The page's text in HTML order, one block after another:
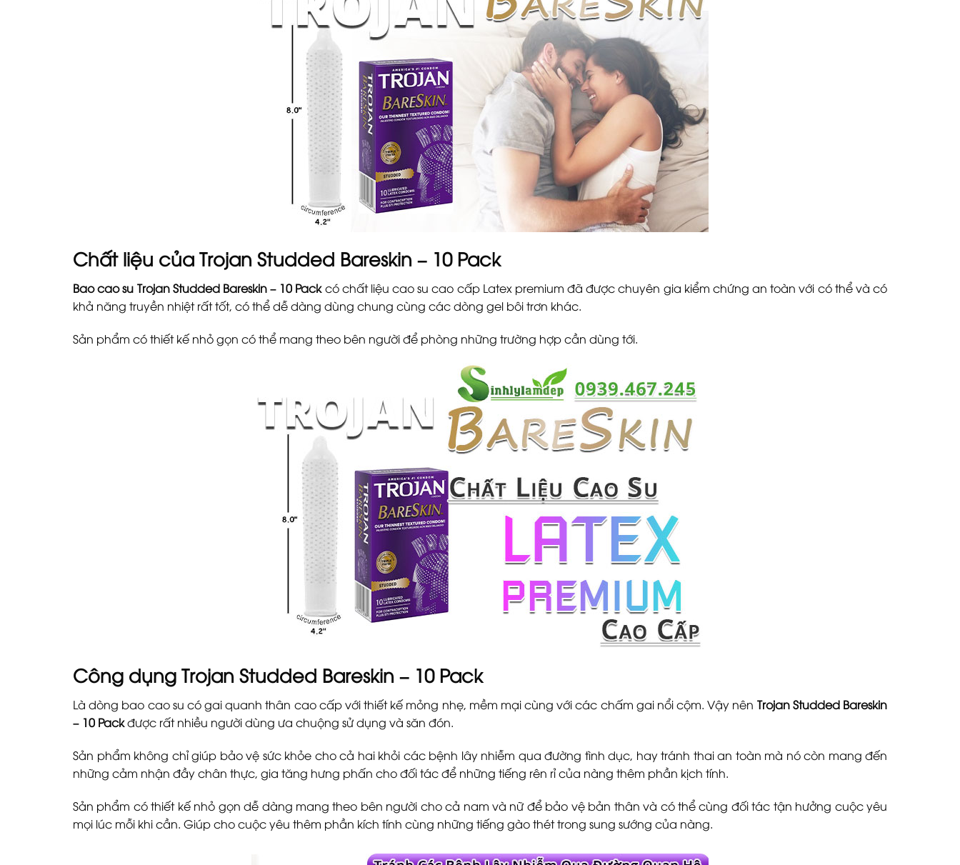
Chất liệu của Trojan Studded Bareskin – 10 Pack
Bao cao su Trojan Studded Bareskin – 10 Packcó chất liệu cao su cao cấp Latex premium đã được chuyên gia kiểm chứng an toàn với có thể và có
khả năng truyền nhiệt rất tốt, có thể dễ dàng dùng chung cùng các dòng gel bôi trơn khác.
Sản phẩm có thiết kế nhỏ gọn có thể mang theo bên người để phòng những trường hợp cần dùng tới.
Công dụng Trojan Studded Bareskin – 10 Pack
Là dòng bao cao su có gai quanh thân cao cấp với thiết kế mỏng nhẹ, mềm mại cùng với các chấm gai nổi cộm. Vậy nên Trojan Studded Bareskin
– 10 Packđược rất nhiều người dùng ưa chuộng sử dụng và săn đón.
Sản phẩm không chỉ giúp bảo vệ sức khỏe cho cả hai khỏi các bệnh lây nhiễm qua đường tình dục, hay tránh thai an toàn mà nó còn mang đến
những cảm nhận đầy chân thực, gia tăng hưng phấn cho đối tác để những tiếng rên rỉ của nàng thêm phần kịch tính.
Sản phẩm có thiết kế nhỏ gọn dễ dàng mang theo bên người cho cả nam và nữ để bảo vệ bản thân và có thể cùng đối tác tận hưởng cuộc yêu
mọi lúc mỗi khi cần. Giúp cho cuộc yêu thêm phần kích tính cùng những tiếng gào thét trong sung sướng của nàng.